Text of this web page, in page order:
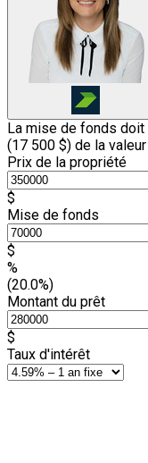
La mise de fonds doit
(17 500 $) de la
Prix de la propriété
$
Mise de fonds
$
%
(20.0%)
Montant du prêt
$
Taux d'intérêt